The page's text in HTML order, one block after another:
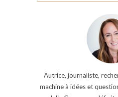
Autrice, journaliste,
machine à idées et